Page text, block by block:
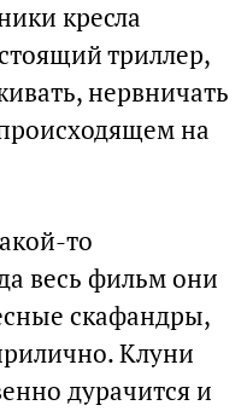
кресла
триллер,
нервничать
на
то
весь фильм они
скафандры,
Клуни
дурачится и